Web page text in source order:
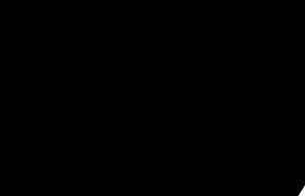
интерфейс для создания